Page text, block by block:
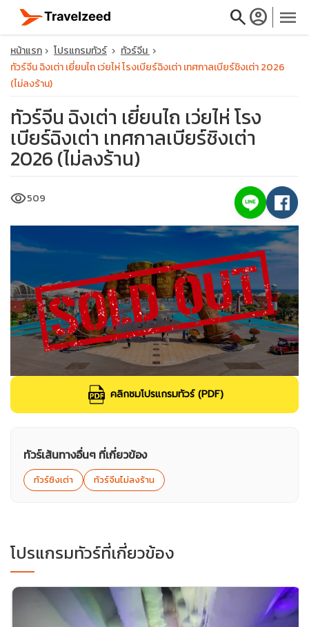
searchaccount_circle menu
travel_explore
calendar_month
search
หน้าแรก โปรแกรมทัวร์
ทัวร์จีน
ทัวร์จีน ฉิงเต่า เยี่ยนไถ เว่ยไห่ โรงเบียร์ฉิงเต่า เทศกาลเบียร์ชิงเต่า 2026
(ไม่ลงร้าน)
ทัวร์จีน ฉิงเต่า เยี่ยนไถ เว่ยไห่ โรง
เบียร์ฉิงเต่า เทศกาลเบียร์ชิงเต่า
2026 (ไม่ลงร้าน)
visibility509
คลิกชมโปรแกรมทัวร์ (PDF)
ทัวร์เส้นทางอื่นๆ ที่เกี่ยวข้อง
ทัวร์ชิงเต่า ทัวร์จีนไม่ลงร้าน
โปรแกรมทัวร์ที่เกี่ยวข้อง